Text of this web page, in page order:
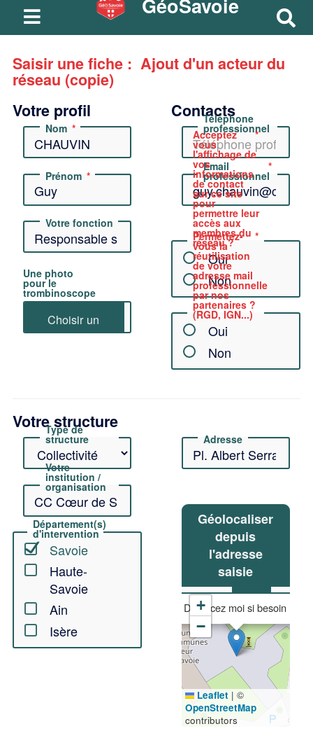
GéoSavoie
e
Saisir une fiche : Ajout d'un acteur du
réseau (copie)
Votre profil
Nom
Prénom
Votre fonction
Une photo
pour le
trombinoscope
Contacts
Téléphone
professionnel
Email
professionnel
Acceptez
vous
l'affichage de
vos
informations
de contact
sur ce site
pour
permettre leur
accès aux
membres du
réseau ?
Oui
Non
Permettez-
vous la
réutilisation
de votre
adresse mail
professionnelle
par nos
partenaires ?
(RGD, IGN...)
Oui
Non
Votre structure
Type de
structure
Votre
institution /
organisation
Département(s)
d'intervention
Savoie
Haute-
Savoie
Ain
Isère
Adresse
Géolocaliser
depuis
l'adresse
saisie
Lon
Déplacez moi si besoin
+
−
Leaflet | ©
OpenStreetMap
contributors